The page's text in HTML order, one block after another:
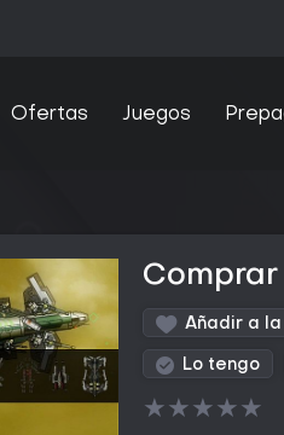
Ofertas Juegos
Comprar
Añadir a
Lo tengo
★★★★★